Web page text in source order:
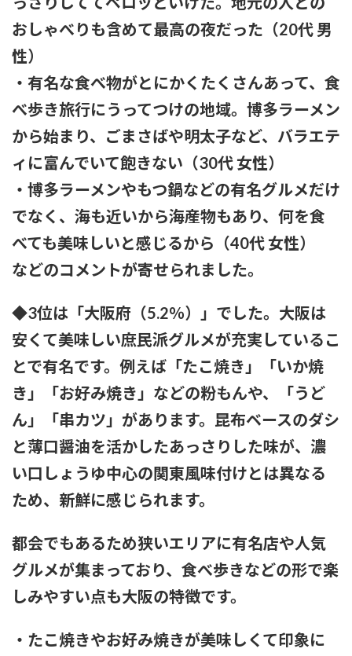
おしゃべりも含めて最高の夜だった（20代 男
性）
・有名な食べ物がとにかくたくさんあって、食
べ歩き旅行にうってつけの地域。博多ラーメン
から始まり、ごまさばや明太子など、バラエテ
ィに富んでいて飽きない（30代 女性）
・博多ラーメンやもつ鍋などの有名グルメだけ
でなく、海も近いから海産物もあり、何を食
べても美味しいと感じるから（40代 女性）
などのコメントが寄せられました。
◆3位は「大阪府（5.2％）」でした。大阪は
安くて美味しい庶民派グルメが充実しているこ
とで有名です。例えば「たこ焼き」「いか焼
き」「お好み焼き」などの粉もんや、「うど
ん」「串カツ」があります。昆布ベースのダシ
と薄口醤油を活かしたあっさりした味が、濃
い口しょうゆ中心の関東風味付けとは異なる
ため、新鮮に感じられます。
都会でもあるため狭いエリアに有名店や人気
グルメが集まっており、食べ歩きなどの形で楽
しみやすい点も大阪の特徴です。
・たこ焼きやお好み焼きが美味しくて印象に